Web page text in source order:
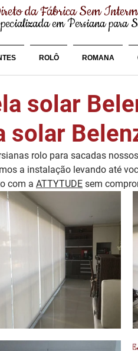
da Fábrica Sem
em Persiana para
ROLÔ ROMANA
solar
solar
rolo para sacadas
a instalação levando até
com a ATTYTUDE sem